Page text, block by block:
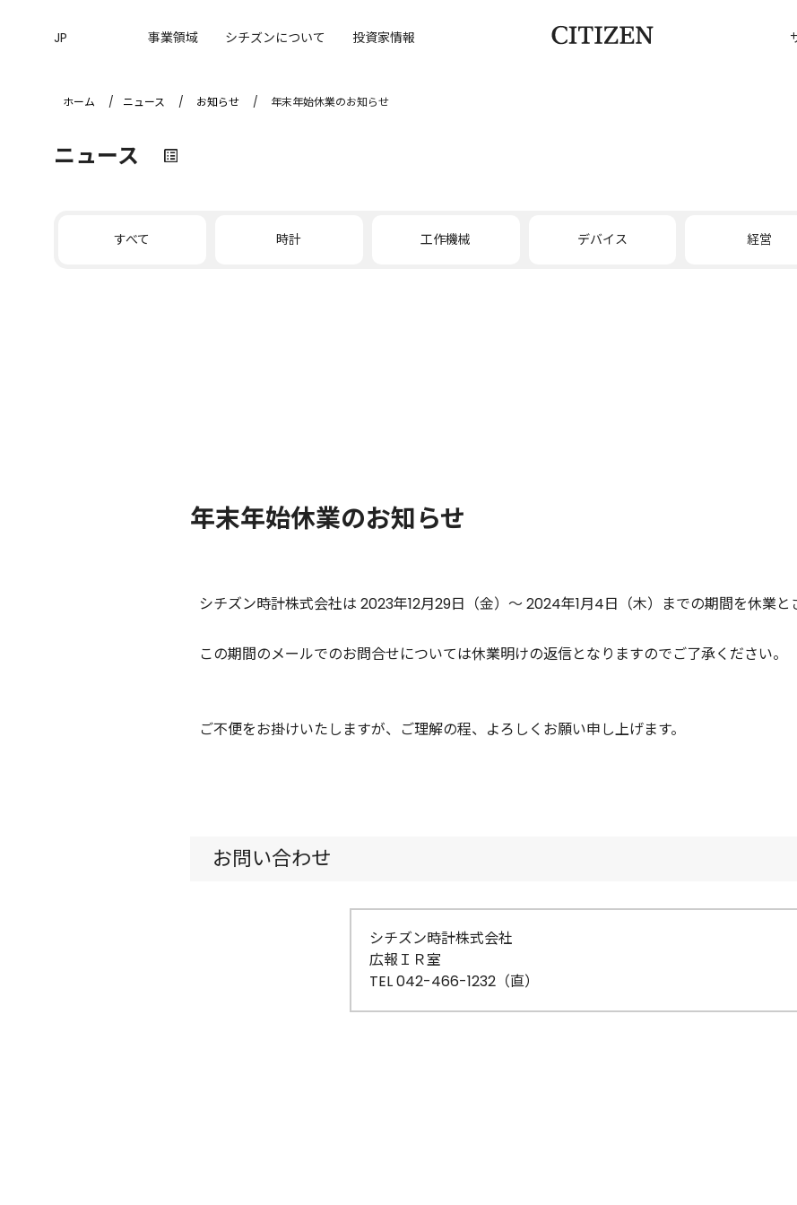
JP 事業領域 シチズンについて 投資家情報
ホーム ニュース お知らせ 年末年始休業のお知らせ
ニュース
すべて 時計 工作機械 デバイス 経営
年末年始休業のお知らせ
シチズン時計株式会社は 2023年12月29日（金）～ 2024年1月4日（木）までの期間を休業と
この期間のメールでのお問合せについては休業明けの返信となりますのでご了承ください。
ご不便をお掛けいたしますが、ご理解の程、よろしくお願い申し上げます。
お問い合わせ
シチズン時計株式会社
広報ＩＲ室
TEL 042-466-1232（直）